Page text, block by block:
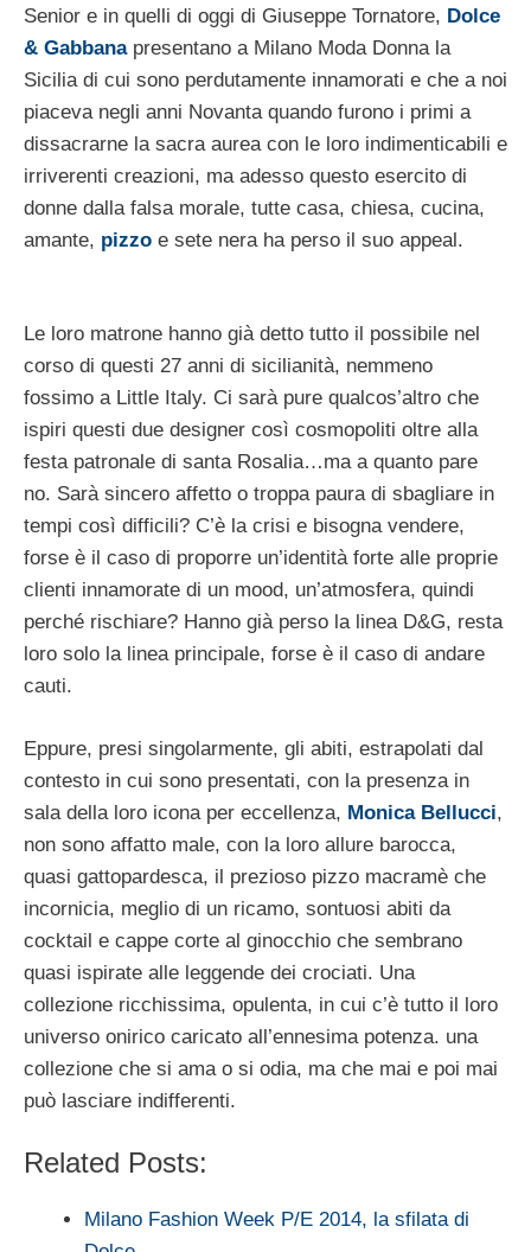
Senior e in quelli di oggi di Giuseppe Tornatore, Dolce
& Gabbanapresentano a Milano Moda Donna la
Sicilia di cui sono perdutamente innamorati e che a noi
piaceva negli anni Novanta quando furono i primi a
dissacrarne la sacra aurea con le loro indimenticabili e
irriverenti creazioni, ma adesso questo esercito di
donne dalla falsa morale, tutte casa, chiesa, cucina,
amante, pizzo e sete nera ha perso il suo appeal.
Le loro matrone hanno già detto tutto il possibile nel
corso di questi 27 anni di sicilianità, nemmeno
fossimo a Little Italy. Ci sarà pure qualcos’altro che
ispiri questi due designer così cosmopoliti oltre alla
festa patronale di santa Rosalia…ma a quanto pare
no. Sarà sincero affetto o troppa paura di sbagliare in
tempi così difficili? C’è la crisi e bisogna vendere,
forse è il caso di proporre un’identità forte alle proprie
clienti innamorate di un mood, un’atmosfera, quindi
perché rischiare? Hanno già perso la linea D&G, resta
loro solo la linea principale, forse è il caso di andare
cauti.
Eppure, presi singolarmente, gli abiti, estrapolati dal
contesto in cui sono presentati, con la presenza in
sala della loro icona per eccellenza, Monica Bellucci,
non sono affatto male, con la loro allure barocca,
quasi gattopardesca, il prezioso pizzo macramè che
incornicia, meglio di un ricamo, sontuosi abiti da
cocktail e cappe corte al ginocchio che sembrano
quasi ispirate alle leggende dei crociati. Una
collezione ricchissima, opulenta, in cui c’è tutto il loro
universo onirico caricato all’ennesima potenza. una
collezione che si ama o si odia, ma che mai e poi mai
può lasciare indifferenti.
Related Posts:
Milano Fashion Week P/E 2014, la sfilata di